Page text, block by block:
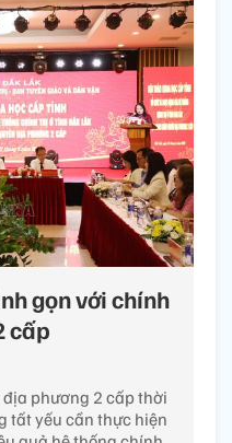
gọn với chính
cấp
phương 2 cấp thời
tất yếu cần thực hiện